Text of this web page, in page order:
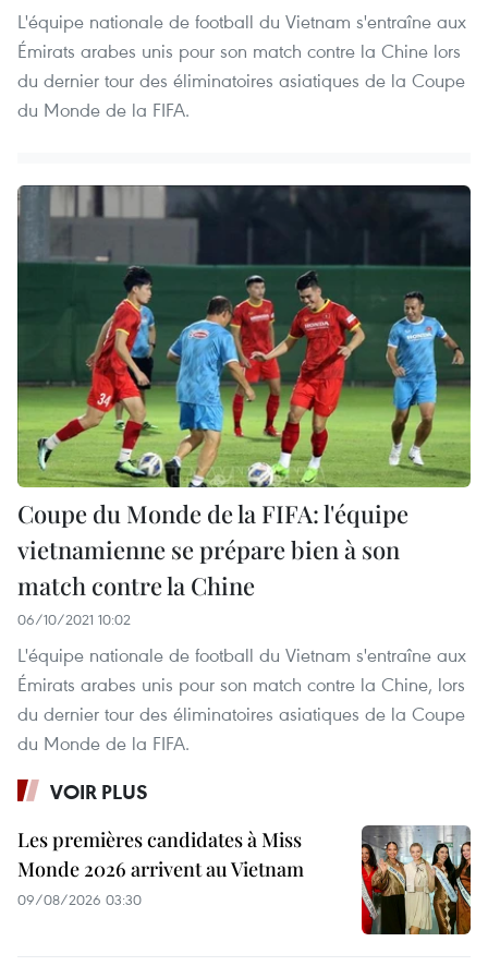
L'équipe nationale de football du Vietnam s'entraîne aux
Émirats arabes unis pour son match contre la Chine lors
du dernier tour des éliminatoires asiatiques de la Coupe
du Monde de la FIFA.
Coupe du Monde de la FIFA: l'équipe
vietnamienne se prépare bien à son
match contre la Chine
06/10/2021 10:02
L'équipe nationale de football du Vietnam s'entraîne aux
Émirats arabes unis pour son match contre la Chine, lors
du dernier tour des éliminatoires asiatiques de la Coupe
du Monde de la FIFA.
VOIR PLUS
Les premières candidates à Miss
Monde 2026 arrivent au Vietnam
09/08/2026 03:30